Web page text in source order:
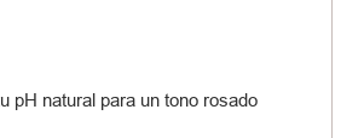
pH natural para un tono rosado